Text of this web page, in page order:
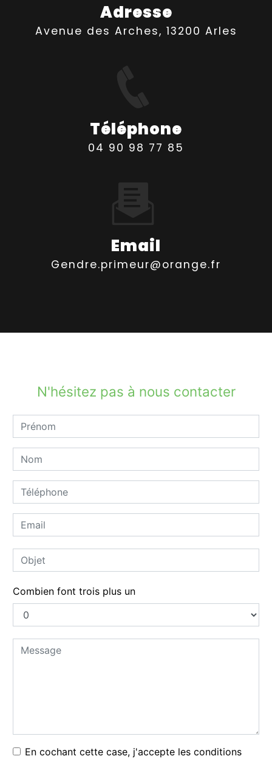
Adresse
Avenue des Arches, 13200 Arles
Téléphone
04 90 98 77 85
Email
gendre.primeur@orange.fr
N'hésitez pas à nous contacter
Combien font trois plus un
En cochant cette case, j'accepte les conditions